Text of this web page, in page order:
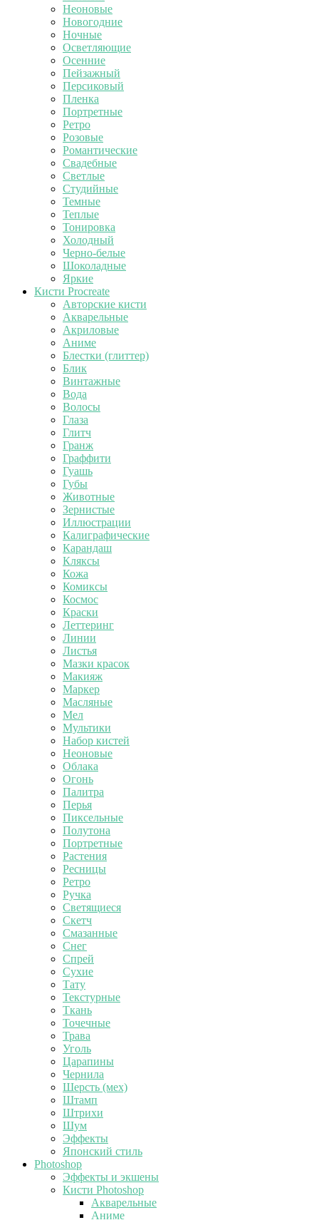
Неоновые
Новогодние
Ночные
Осветляющие
Осенние
Пейзажный
Персиковый
Пленка
Портретные
Ретро
Розовые
Романтические
Свадебные
Светлые
Студийные
Темные
Теплые
Тонировка
Холодный
Черно-белые
Шоколадные
Яркие
Кисти Procreate
Авторские кисти
Акварельные
Акриловые
Аниме
Блестки (глиттер)
Блик
Винтажные
Вода
Волосы
Глаза
Глитч
Гранж
Граффити
Гуашь
Губы
Животные
Зернистые
Иллюстрации
Калиграфические
Карандаш
Кляксы
Кожа
Комиксы
Космос
Краски
Леттеринг
Линии
Листья
Мазки красок
Макияж
Маркер
Масляные
Мел
Мультики
Набор кистей
Неоновые
Облака
Огонь
Палитра
Перья
Пиксельные
Полутона
Портретные
Растения
Ресницы
Ретро
Ручка
Светящиеся
Скетч
Смазанные
Снег
Спрей
Сухие
Тату
Текстурные
Ткань
Точечные
Трава
Уголь
Царапины
Чернила
Шерсть (мех)
Штамп
Штрихи
Шум
Эффекты
Японский стиль
Photoshop
Эффекты и экшены
Кисти Photoshop
Акварельные
Аниме